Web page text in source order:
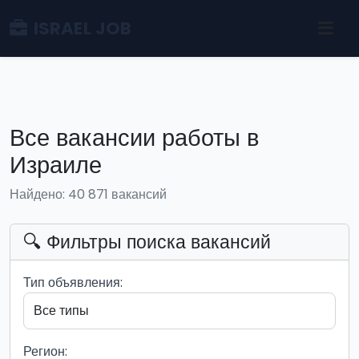
Все вакансии работы в
Израиле
Найдено: 40 871 вакансий
🔍 Фильтры поиска вакансий
Тип объявления:
Регион: